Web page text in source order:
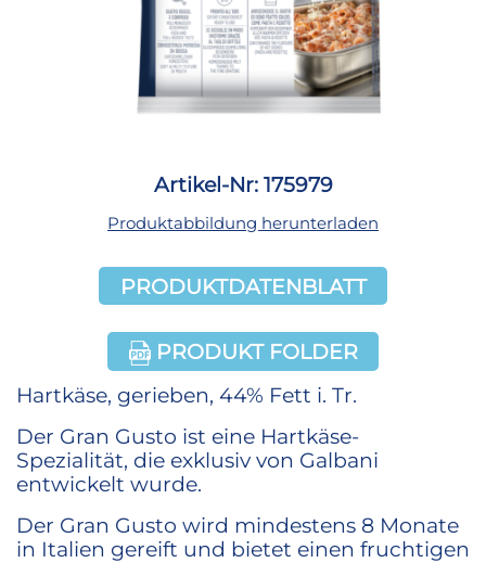
Artikel-Nr: 175979
Produktabbildung herunterladen
PRODUKTDATENBLATT
PRODUKT FOLDER
Hartkäse, gerieben, 44% Fett i. Tr.
Der Gran Gusto ist eine Hartkäse-
Spezialität, die exklusiv von Galbani
entwickelt wurde.
Der Gran Gusto wird mindestens 8 Monate
in Italien gereift und bietet einen fruchtigen